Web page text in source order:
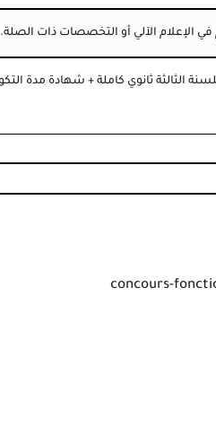
الإعلام الآلي أو التخصصات ذات الصلة.
concours-